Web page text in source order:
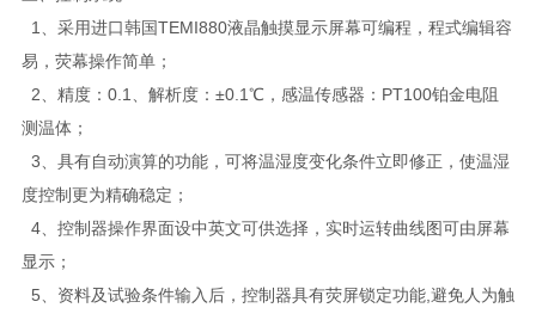
1、采用进口韩国TEMI880液晶触摸显示屏幕可编程，程式编辑容
易，荧幕操作简单；
2、精度：0.1、解析度：±0.1℃，感温传感器：PT100铂金电阻
测温体；
3、具有自动演算的功能，可将温湿度变化条件立即修正，使温湿
度控制更为精确稳定；
4、控制器操作界面设中英文可供选择，实时运转曲线图可由屏幕
显示；
5、资料及试验条件输入后，控制器具有荧屏锁定功能,避免人为触